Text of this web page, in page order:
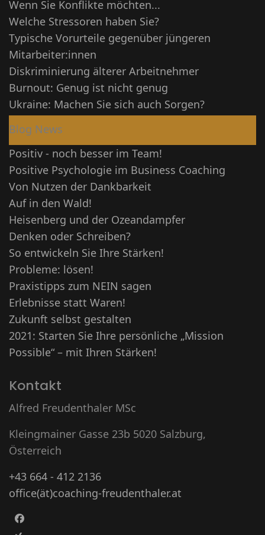
Wenn Sie Konflikte möchten...
Welche Stressoren haben Sie?
Typische Vorurteile gegenüber jüngeren
Mitarbeiter:innen
Diskriminierung älterer Arbeitnehmer
Burnout: Genug ist nicht genug
Ukraine: Machen Sie sich auch Sorgen?
Blog News
Positiv - noch besser im Team!
Positive Psychologie im Business Coaching
Von Nutzen der Dankbarkeit
Auf in den Wald!
Heisenberg und der Ozeandampfer
Denken oder Schreiben?
So entwickeln Sie Ihre Stärken!
Probleme: lösen!
Praxistipps zum NEIN sagen
Erlebnisse statt Waren!
Zukunft selbst gestalten
2021: Starten Sie Ihre persönliche „Mission
Possible“ – mit Ihren Stärken!
Kontakt
Alfred Freudenthaler MSc
Kleingmainer Gasse 23b 5020 Salzburg,
Österreich
+43 664 - 412 2136
office(ät)coaching-freudenthaler.at